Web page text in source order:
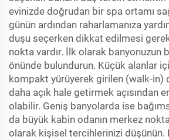
evinizde doğrudan bir spa ortamı
günün ardından raharlamanıza
duşu seçerken dikkat edilmesi
nokta vardır. İlk olarak banyonuzun
önünde bulundurun. Küçük alanlar
kompakt yürüyerek girilen (walk-in)
daha açık hale getirmek açısından
olabilir. Geniş banyolarda ise
da büyük kabin odanın merkez
olarak kişisel tercihlerinizi düşünün.